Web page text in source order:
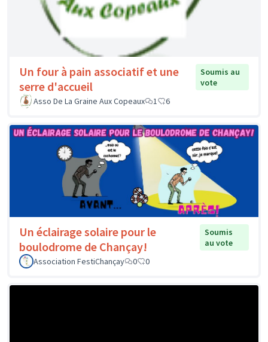
Un four à pain associatif et une
serre d'accueil
Soumis au
vote
Asso De La Graine Aux Copeaux
1 6
Un éclairage solaire pour le
boulodrome de Chançay!
Soumis
au vote
Association FestiChançay
0 0